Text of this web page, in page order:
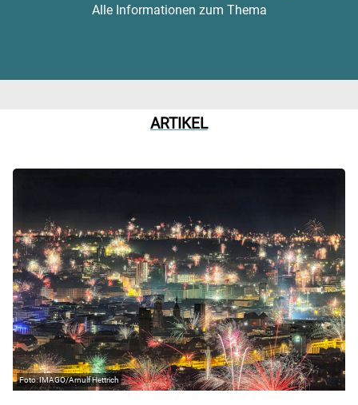
Alle Informationen zum Thema
ARTIKEL
IMAGO/Arnulf Hettrich